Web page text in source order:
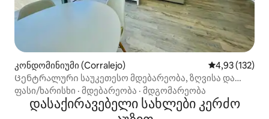
კონდომინიუმი (Corralejo) საშუალო
4,93 (132)
Ცენტრალური საუკეთესო მდებარეობა, ზღვისა და
აუზის ხედი
ფასი/ხარისხი · მდებარეობა · მდგომარეობა
დასაქირავებელი სახლები კერძო